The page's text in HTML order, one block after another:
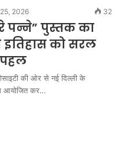
2026 32
पन्ने” पुस्तक का
को सरल
की ओर से नई दिल्ली के
आयोजित कर…